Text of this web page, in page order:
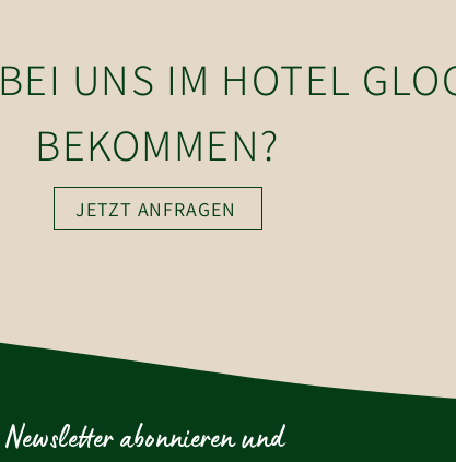
UNS IM HOTEL
BEKOMMEN?
JETZT ANFRAGEN
Newsletter abonnieren und